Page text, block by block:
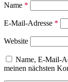
Name *
E-Mail-Adresse *
Website
Name, E-Mail-
meinen nächsten